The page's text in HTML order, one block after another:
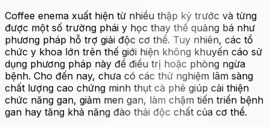
Coffee enema xuất hiện từ nhiều thập kỷ trước và từng
được một số trường phái y học thay thế quảng bá như
phương pháp hỗ trợ giải độc cơ thể. Tuy nhiên, các tổ
chức y khoa lớn trên thế giới hiện không khuyến cáo sử
dụng phương pháp này để điều trị hoặc phòng ngừa
bệnh. Cho đến nay, chưa có các thử nghiệm lâm sàng
chất lượng cao chứng minh thụt cà phê giúp cải thiện
chức năng gan, giảm men gan, làm chậm tiến triển bệnh
gan hay tăng khả năng đào thải độc chất của cơ thể.